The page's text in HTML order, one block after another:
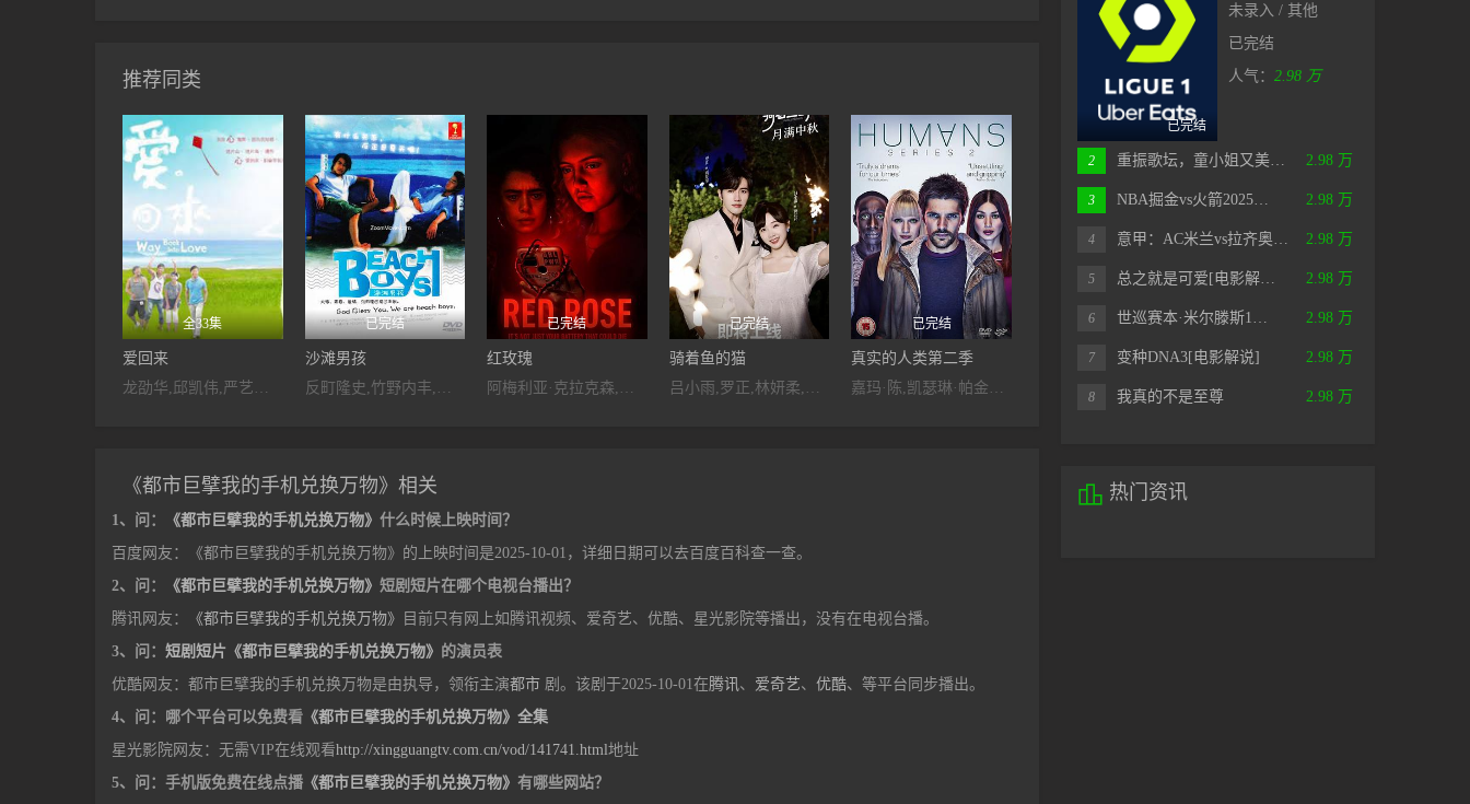
推荐同类
全33集
爱回来
龙劭华,邱凯伟,严艺文,林玟谊,张睿家,蔡君茹,林鸿翔,王镜冠,亮哲,张静之,佐藤麻衣
已完结
沙滩男孩
反町隆史,竹野内丰,广末凉子,稻森泉,川冈大次郎,山本太郎,佐藤仁美
已完结
红玫瑰
阿梅利亚·克拉克森,塞缪尔·安德森,亚当·那加提斯,娜塔莉·加文,Ashna,Rabheru,阿里·坎,Ellis,Howard,Natalie,Blair,Harry,Redding,Ruaridh,Mollica,Hannah,Griffiths,鲁德·哈利特,罗宾·卡拉,查理·希斯科克
已完结
骑着鱼的猫
吕小雨,罗正,林妍柔,张达源,叶皓然,蓝曼予,张层层,周峻宇,于滕飞,乔馨
已完结
真实的人类第二季
嘉玛·陈,凯瑟琳·帕金森,科林·摩根,山姆·帕莱迪奥,马歇尔·奥尔曼,艾米丽·伯林顿,伊安·布尔费尔德,露西·克劳斯,索妮娅·卡西迪
已完结
真实的人类第一季
威廉·赫特,科林·摩根,嘉玛·陈,凯瑟琳·帕金森,尼尔·马斯克尔,丽贝卡·弗朗特,汤姆·古德曼-希尔,威尔·图德,露丝·布莱德利,艾米丽·伯林顿,露西·克劳斯,斯蒂芬·鲍克思
更新至第13集
都市侠盗：救赎第二季
吉娜·贝尔曼,阿尔迪斯·霍吉,克里斯蒂安·凯恩,贝丝·涅斯格拉夫,阿丽莎·香农,诺亚·怀尔
《都市巨擘我的手机兑换万物》相关
1、问： 《都市巨擘我的手机兑换万物》 什么时候上映时间？
百度网友：《都市巨擘我的手机兑换万物》的上映时间是2025-10-01，详细日期可以去百度百科查一查。
2、问：
《都市巨擘我的手机兑换万物》 短剧短片在哪个电视台播出？
腾讯网友：
《都市巨擘我的手机兑换万物》
目前只有网上如腾讯视频、爱奇艺、优酷、星光影院等播出，没有在电视台播。
3、问： 短剧短片《都市巨擘我的手机兑换万物》 的演员表
优酷网友：都市巨擘我的手机兑换万物是由执导，领衔主演都市 剧。该剧于2025-10-01在腾讯、 爱奇艺、 优酷、等平台同步播出。
4、问：哪个平台可以免费看 《都市巨擘我的手机兑换万物》全集
星光影院网友：无需VIP在线观看http://xingguangtv.com.cn/vod/141741.html地址
5、问：手机版免费在线点播 《都市巨擘我的手机兑换万物》 有哪些网站？
已完结
未录入 / 其他
已完结
人气：2.98 万
2 重振歌坛，童小姐又美… 2.98 万
3 NBA掘金vs火箭2025… 2.98 万
4 意甲：AC米兰vs拉齐奥… 2.98 万
5 总之就是可爱[电影解… 2.98 万
6 世巡赛本·米尔滕斯1… 2.98 万
7 变种DNA3[电影解说] 2.98 万
8 我真的不是至尊 2.98 万
 热门资讯